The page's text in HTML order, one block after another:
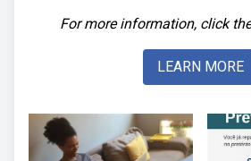
For more information, click
LEARN MORE